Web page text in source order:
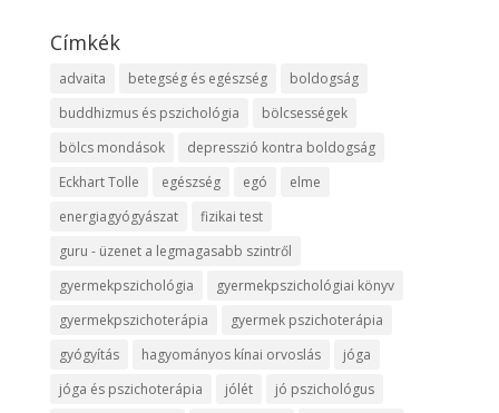
Címkék
advaita betegség és egészség
boldogság
buddhizmus és pszichológia
bölcsességek
bölcs mondások
depresszió kontra boldogság
Eckhart Tolle
egészség egó
elme
energiagyógyászat
fizikai test
guru - üzenet a legmagasabb szintről
gyermekpszichológia
gyermekpszichológiai könyv
gyermekpszichoterápia
gyermek pszichoterápia
gyógyítás
hagyományos kínai orvoslás
jóga
jóga és pszichoterápia
jólét
jó pszichológus